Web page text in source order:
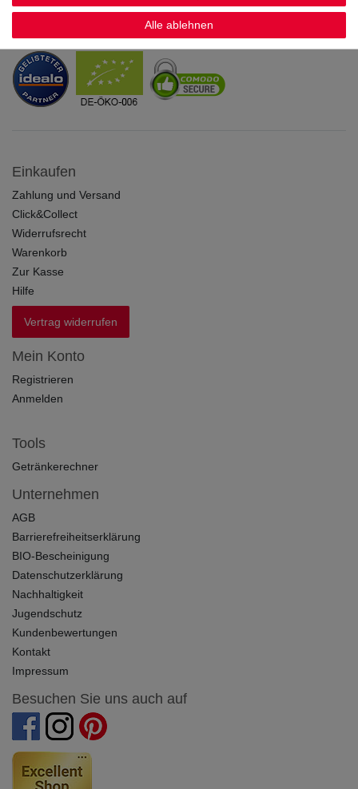
Sicherheit & Zertifikate
Einkaufen
Zahlung und Versand
Click&Collect
Widerrufsrecht
Warenkorb
Zur Kasse
Hilfe
Vertrag widerrufen
Mein Konto
Registrieren
Anmelden
Tools
Getränkerechner
Unternehmen
AGB
Barrierefreiheitserklärung
BIO-Bescheinigung
Datenschutzerklärung
Nachhaltigkeit
Jugendschutz
Kundenbewertungen
Kontakt
Impressum
Besuchen Sie uns auch auf
Alle ablehnen